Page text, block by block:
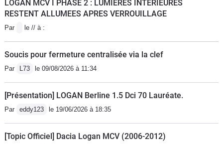
LOGAN MCV I PHASE 2 : LUMIERES INTERIEURES
RESTENT ALLUMEES APRES VERROUILLAGE
Par le // à :
Soucis pour fermeture centralisée via la clef
Par L73 le 09/08/2026 à 11:34
[Présentation] LOGAN Berline 1.5 Dci 70 Lauréate.
Par eddy123 le 19/06/2026 à 18:35
[Topic Officiel] Dacia Logan MCV (2006-2012)